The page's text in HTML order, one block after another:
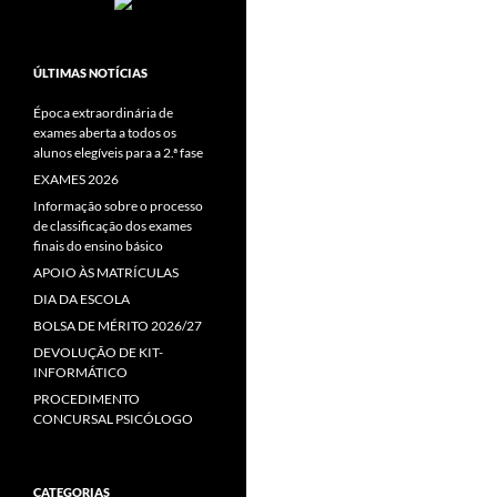
ÚLTIMAS NOTÍCIAS
Época extraordinária de
exames aberta a todos os
alunos elegíveis para a 2.ª fase
EXAMES 2026
Informação sobre o processo
de classificação dos exames
finais do ensino básico
APOIO ÀS MATRÍCULAS
DIA DA ESCOLA
BOLSA DE MÉRITO 2026/27
DEVOLUÇÃO DE KIT-
INFORMÁTICO
PROCEDIMENTO
CONCURSAL PSICÓLOGO
CATEGORIAS